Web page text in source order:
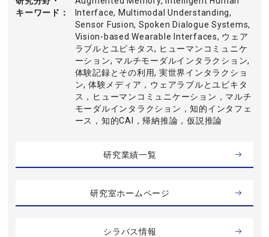
キーワード
Interface, Multimodal Understanding,
Sensor Fusion, Spoken Dialogue Systems,
Vision-based Wearable Interfaces, ウェア
ラブルとユビキタス, ヒューマンコミュニケ
ーション, マルチモーダルインタラクション,
体験記録とその利用, 実世界インタラクショ
ン, 体験メディア，ウェアラブルとユビキタ
ス，ヒューマンコミュニケーション，マルチ
モーダルインタラクション，知的インタフェ
ース，知的CAI，帰納推論，仮説推論
研究業績一覧
研究室ホームページ
シラバス情報